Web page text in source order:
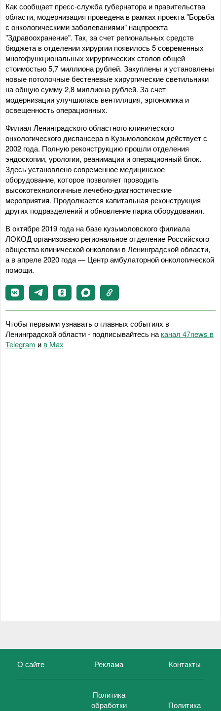
Как сообщает пресс-служба губернатора и правительства
области, модернизация проведена в рамках проекта "Борьба
с онкологическими заболеваниями" нацпроекта
"Здравоохранение". Так, за счет региональных средств
бюджета в отделении хирургии появилось 5 современных
многофункциональных хирургических столов общей
стоимостью 5,7 миллиона рублей. Закуплены и установлены
новые потолочные бестеневые хирургические светильники
на общую сумму 2,8 миллиона рублей. За счет
модернизации улучшилась вентиляция, эргономика и
освещенность операционных.
Филиал Ленинградского областного клинического
онкологического диспансера в Кузьмоловском действует с
2002 года. Полную реконструкцию прошли отделения
эндоскопии, урологии, реанимации и операционный блок.
Здесь установлено современное медицинское
оборудование, которое позволяет проводить
высокотехнологичные лечебно-диагностические
мероприятия. Продолжается капитальная реконструкция
других подразделений и обновление парка оборудования.
В октябре 2019 года на базе кузьмоловского филиала
ЛОКОД организовано региональное отделение Российского
общества клинической онкологии в Ленинградской области,
а в апреле 2020 года — Центр амбулаторной онкологической
помощи.
Чтобы первыми узнавать о главных событиях в
Ленинградской области - подписывайтесь на канал 47news в
Telegram и в Maх
О сайте Реклама Контакты
Политика
обработки
Политика